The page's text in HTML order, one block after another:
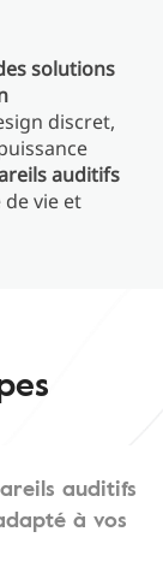
solutions
discret,
auditifs
de vie et
auditifs
à vos